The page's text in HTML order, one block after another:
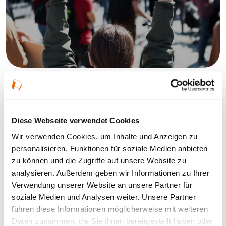
Diese Webseite verwendet Cookies
Wir verwenden Cookies, um Inhalte und Anzeigen zu
personalisieren, Funktionen für soziale Medien anbieten
zu können und die Zugriffe auf unsere Website zu
analysieren. Außerdem geben wir Informationen zu Ihrer
Verwendung unserer Website an unsere Partner für
soziale Medien und Analysen weiter. Unsere Partner
führen diese Informationen möglicherweise mit weiteren
Daten zusammen, die Sie ihnen bereitgestellt haben oder
Die Grundlage unseres gesellschaftlichen
Zusammenlebens, das Grundgesetz, wird 75!
Das Projekt„Geist der Freiheit“ruft dazu auf, das
Jubiläum in der ganzen Rhein-Main-Region zu feiern.
Zahlreiche Veranstalter haben dafür die
unterschiedlichsten Orte und Anlässe gefunden. Der
Veranstaltungskalender„75 Jahre Grundgesetz“